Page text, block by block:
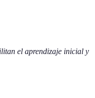
el aprendizaje inicial y